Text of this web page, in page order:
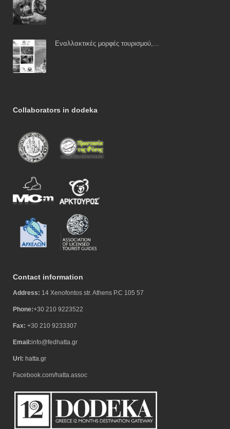
Εναλλακτικές μορφές τουρισμού,...
Collaborators in dodeka
Contact information
Address: 14 Xenofontos str. Athens P.C 105 57
Phone:+30 210 9223522
Fax: +30 210 9233307
Email:info@fedhatta.gr
Url: hatta.gr
Facebook.com/hatta.assoc